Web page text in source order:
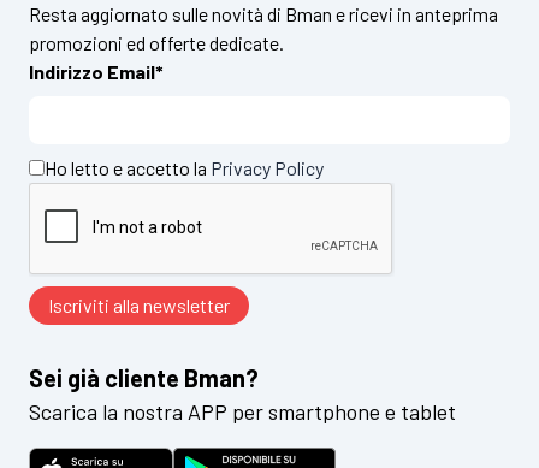
Resta aggiornato sulle novità di Bman e ricevi in anteprima
promozioni ed offerte dedicate.
Indirizzo Email*
Ho letto e accetto la Privacy Policy
Sei già cliente Bman?
Scarica la nostra APP per smartphone e tablet